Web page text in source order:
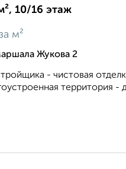
10/16 этаж
м²
Жукова 2
- чистовая
территория